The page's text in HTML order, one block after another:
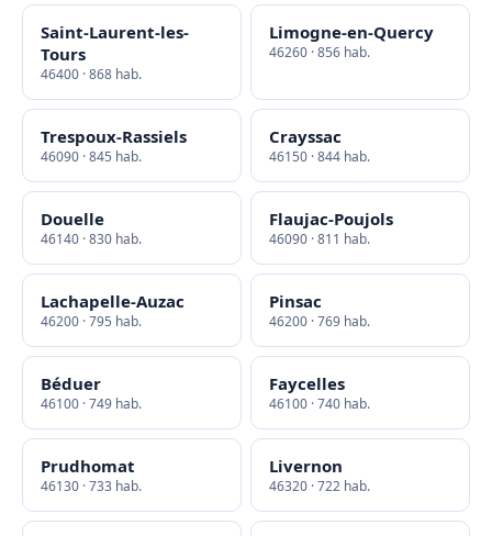
Saint-Laurent-les-
Tours
46400 · 868 hab.
Limogne-en-Quercy
46260 · 856 hab.
Trespoux-Rassiels
46090 · 845 hab.
Crayssac
46150 · 844 hab.
Douelle
46140 · 830 hab.
Flaujac-Poujols
46090 · 811 hab.
Lachapelle-Auzac
46200 · 795 hab.
Pinsac
46200 · 769 hab.
Béduer
46100 · 749 hab.
Faycelles
46100 · 740 hab.
Prudhomat
46130 · 733 hab.
Livernon
46320 · 722 hab.